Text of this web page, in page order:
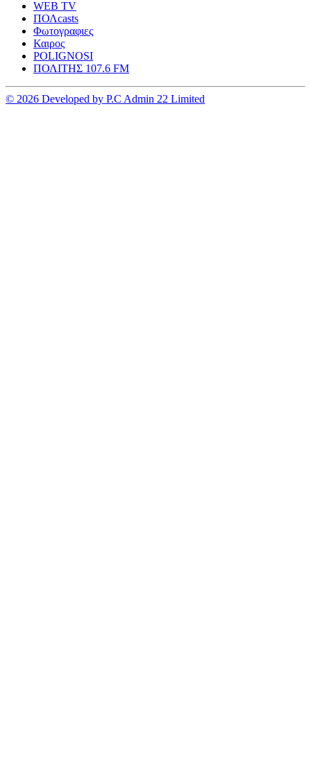
WEB TV
ΠΟΛcasts
Φωτογραφιες
Καιρος
POLIGNOSI
ΠΟΛΙΤΗΣ 107.6 FM
© 2026 Developed by P.C Admin 22 Limited